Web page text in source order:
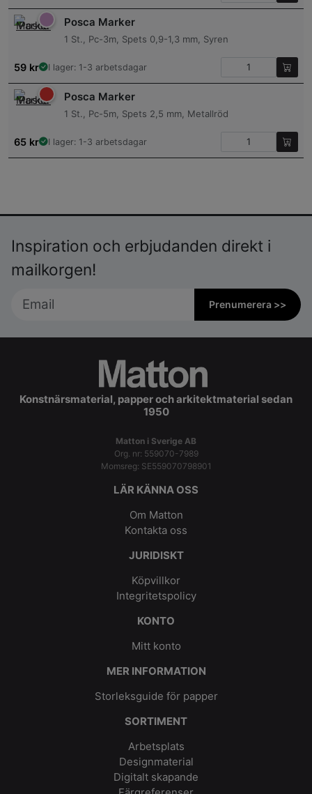
Posca Marker
1 St., Pc-3m, Spets 0,9-1,3 mm, Syren
59 kr I lager: 1-3 arbetsdagar
Posca Marker
1 St., Pc-5m, Spets 2,5 mm, Metallröd
65 kr I lager: 1-3 arbetsdagar
Inspiration och erbjudanden direkt i
mailkorgen!
Prenumerera >>
Konstnärsmaterial, papper och arkitektmaterial sedan
1950
Matton i Sverige AB
Org. nr: 559070-7989
Momsreg: SE559070798901
LÄR KÄNNA OSS
Om Matton
Kontakta oss
JURIDISKT
Köpvillkor
Integritetspolicy
KONTO
Mitt konto
MER INFORMATION
Storleksguide för papper
SORTIMENT
Arbetsplats
Designmaterial
Digitalt skapande